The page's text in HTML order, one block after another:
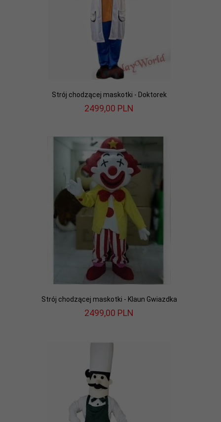
Strój chodzącej maskotki - Doktorek
2499,00 PLN
Strój chodzącej maskotki - Klaun Gwiazdka
2499,00 PLN